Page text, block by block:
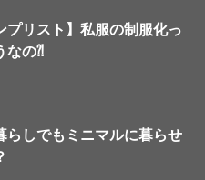
プリスト】私服の制服化っ
なの⁈
らしでもミニマルに暮らせ